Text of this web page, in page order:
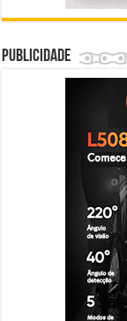
Publicidade